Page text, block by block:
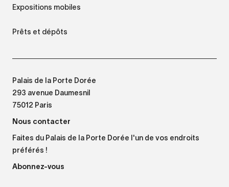
Expositions mobiles
Prêts et dépôts
Palais de la Porte Dorée
293 avenue Daumesnil
75012 Paris
Nous contacter
Faites du Palais de la Porte Dorée l'un de vos endroits
préférés !
Abonnez-vous